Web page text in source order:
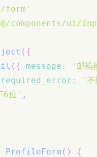
form'
components/ui/
( {
( { message :
'邮箱
required_error :
'不
6位' ,
ProfileForm ( )
{